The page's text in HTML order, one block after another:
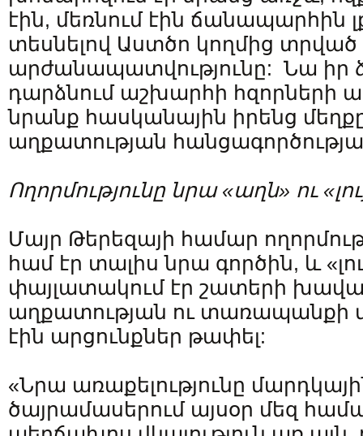
էին, մեռնում էին ճանապարհին
տեսնելով Աստծո կողմից տրված
արժանապատվությունը: Նա իր
դարձնում աշխարհի հզորների
նրանք հասկանային իրենց
աղքատության
Ողորմությունը նրա«աղն» ու«
Մայր Թերեզայի համար
համ էր տալիս նրա գործին, և
փայլատակում էր շատերի
աղքատության ու տառապանքի
էին արցունքներ թափել:
«Նրա առաքելությունը
ծայրամասերում այսօր մեզ